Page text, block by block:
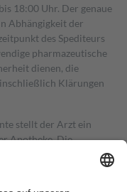
18:00 Uhr. Der genaue
Abhängigkeit der
des Spediteurs
pharmazeutische
dienen, die
Klärungen
stellt der Arzt ein
Apotheke. Die
in der Regel die
davon als Zuzahlung